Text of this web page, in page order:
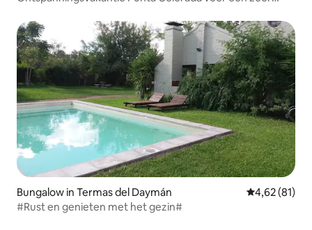
Bungalow in Termas del Daymán Gemiddelde
4,62 (81)
#Rust en genieten met het gezin#